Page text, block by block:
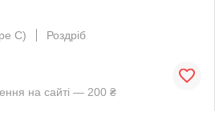
C)
Роздріб
на сайті — 200 ₴